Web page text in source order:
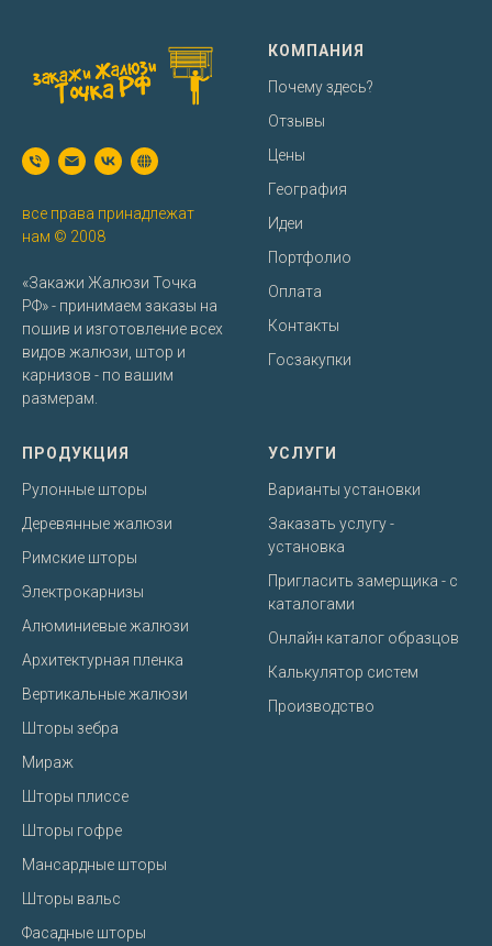
все права принадлежат
нам © 2008
«Закажи Жалюзи Точка
РФ» - принимаем заказы на
пошив и изготовление всех
видов жалюзи, штор и
карнизов - по вашим
размерам.
КОМПАНИЯ
Почему здесь?
Отзывы
Цены
География
Идеи
Портфолио
Оплата
Контакты
Госзакупки
ПРОДУКЦИЯ
Рулонные шторы
Деревянные жалюзи
Римские шторы
Электрокарнизы
Алюминиевые жалюзи
Архитектурная пленка
Вертикальные жалюзи
Шторы зебра
Мираж
Шторы плиссе
Шторы гофре
Мансардные шторы
Шторы вальс
Фасадные шторы
УСЛУГИ
Варианты установки
Заказать услугу -
установка
Пригласить замерщика - с
каталогами
Онлайн каталог образцов
Калькулятор систем
Производство